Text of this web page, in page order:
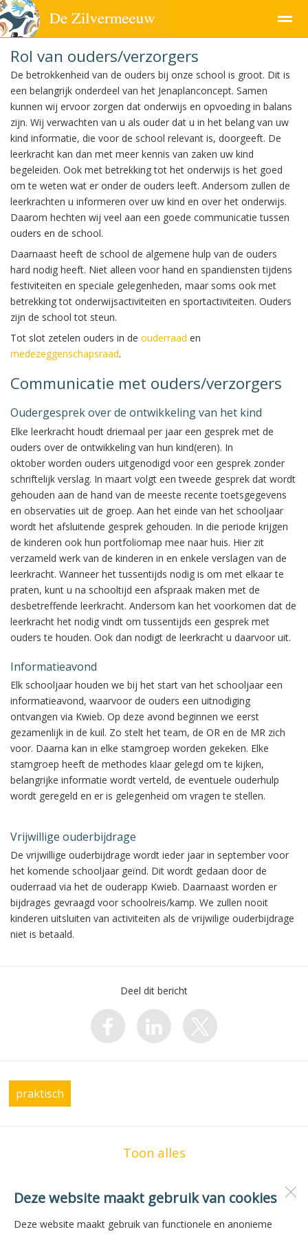
Pagina's
Deze website maakt gebruik van cookies
Deze website maakt gebruik van functionele en anonieme
Rol van ouders/verzorgers
De betrokkenheid van de ouders bij onze school is groot. Dit is
een belangrijk onderdeel van het Jenaplanconcept. Samen
kunnen wij ervoor zorgen dat onderwijs en opvoeding in balans
zijn. Wij verwachten van u als ouder dat u in het belang van uw
kind informatie, die voor de school relevant is, doorgeeft. De
leerkracht kan dan met meer kennis van zaken uw kind
begeleiden. Ook met betrekking tot het onderwijs is het goed
om te weten wat er onder de ouders leeft. Andersom zullen de
leerkrachten u informeren over uw kind en over het onderwijs.
Daarom hechten wij veel aan een goede communicatie tussen
ouders en de school.
Daarnaast heeft de school de algemene hulp van de ouders
hard nodig heeft. Niet alleen voor hand en spandiensten tijdens
festiviteiten en speciale gelegenheden, maar soms ook met
betrekking tot onderwijsactiviteiten en sportactiviteiten. Ouders
zijn de school tot steun.
Tot slot zetelen ouders in de ouderraad en
medezeggenschapsraad.
Communicatie met ouders/verzorgers
Oudergesprek over de ontwikkeling van het kind
Elke leerkracht houdt driemaal per jaar een gesprek met de
ouders over de ontwikkeling van hun kind(eren). In
oktober worden ouders uitgenodigd voor een gesprek zonder
schriftelijk verslag. In maart volgt een tweede gesprek dat wordt
gehouden aan de hand van de meeste recente toetsgegevens
en observaties uit de groep. Aan het einde van het schooljaar
wordt het afsluitende gesprek gehouden. In die periode krijgen
de kinderen ook hun portfoliomap mee naar huis. Hier zit
verzameld werk van de kinderen in en enkele verslagen van de
leerkracht. Wanneer het tussentijds nodig is om met elkaar te
praten, kunt u na schooltijd een afspraak maken met de
desbetreffende leerkracht. Andersom kan het voorkomen dat de
leerkracht het nodig vindt om tussentijds een gesprek met
ouders te houden. Ook dan nodigt de leerkracht u daarvoor uit.
Informatieavond
Elk schooljaar houden we bij het start van het schooljaar een
informatieavond, waarvoor de ouders een uitnodiging
ontvangen via Kwieb. Op deze avond beginnen we eerst
gezamenlijk in de kuil. Zo stelt het team, de OR en de MR zich
voor. Daarna kan in elke stamgroep worden gekeken. Elke
stamgroep heeft de methodes klaar gelegd om te kijken,
belangrijke informatie wordt verteld, de eventuele ouderhulp
wordt geregeld en er is gelegenheid om vragen te stellen.
Vrijwillige ouderbijdrage
De vrijwillige ouderbijdrage wordt ieder jaar in september voor
het komende schooljaar geïnd. Dit wordt gedaan door de
ouderraad via het de ouderapp Kwieb. Daarnaast worden er
bijdrages gevraagd voor schoolreis/kamp. We zullen nooit
kinderen uitsluiten van activiteiten als de vrijwilige ouderbijdrage
niet is betaald.
Deel dit bericht
praktisch
Toon alles
OBS de Zilvermeeuw
1771 JG Wieringerwerf